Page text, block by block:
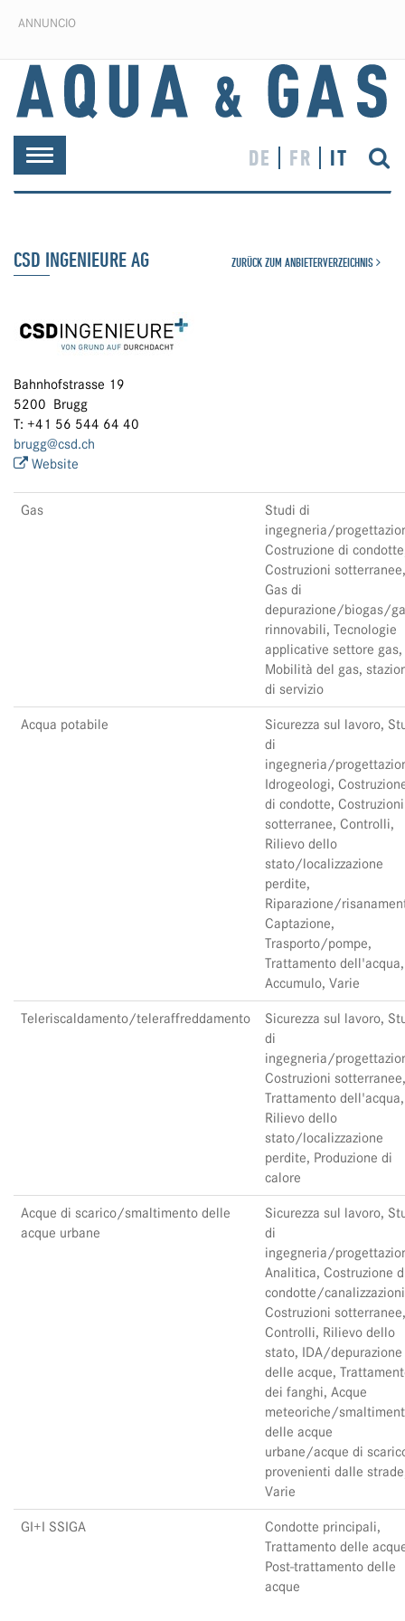
ANNUNCIO
Toggle
navigation
DE FR IT
CSD INGENIEURE AG ZURÜCK ZUM ANBIETERVERZEICHNIS
Bahnhofstrasse 19
5200 Brugg
T: +41 56 544 64 40
brugg@csd.ch
Website
Gas
Studi di
ingegneria/
Costruzione di
Costruzioni sotterranee,
Gas di
depurazione/biogas/
rinnovabili, Tecnologie
applicative settore gas,
Mobilità del gas,
di servizio
Acqua potabile
Sicurezza sul lavoro,
di
ingegneria/
Idrogeologi,
di condotte, Costruzioni
sotterranee, Controlli,
Rilievo dello
stato/localizzazione
perdite,
Riparazione/
Captazione,
Trasporto/pompe,
Trattamento dell'acqua,
Accumulo, Varie
Teleriscaldamento/teleraffreddamento
Sicurezza sul lavoro,
di
ingegneria/
Costruzioni sotterranee,
Trattamento dell'acqua,
Rilievo dello
stato/localizzazione
perdite, Produzione di
calore
Acque di scarico/smaltimento delle
acque urbane
Sicurezza sul lavoro,
di
ingegneria/
Analitica, Costruzione
condotte/
Costruzioni sotterranee,
Controlli, Rilievo dello
stato, IDA/depurazione
delle acque,
dei fanghi, Acque
meteoriche/
delle acque
urbane/acque di
provenienti dalle
Varie
GI+I SSIGA
Condotte principali,
Trattamento delle
Post-trattamento delle
acque